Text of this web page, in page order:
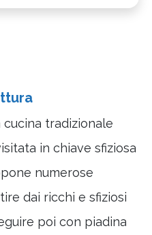
tradizionale
in chiave sfiziosa
numerose
dai ricchi e sfiziosi
poi con piadina